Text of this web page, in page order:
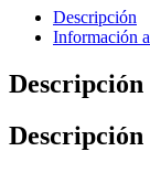
Descripción
Información
Descripción
Descripción